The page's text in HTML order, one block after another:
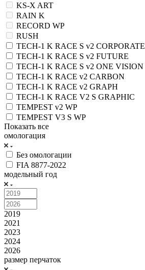
KS-X ART
RAIN K
RECORD WP
RUSH
TECH-1 K RACE S v2 CORPORATE
TECH-1 K RACE S v2 FUTURE
TECH-1 K RACE S v2 ONE VISION
TECH-1 K RACE v2 CARBON
TECH-1 K RACE v2 GRAPH
TECH-1 K RACE V2 S GRAPHIC
TEMPEST v2 WP
TEMPEST V3 S WP
Показать все
омологация
Без омологации
FIA 8877-2022
модельный год
2019
2021
2023
2024
2026
размер перчаток